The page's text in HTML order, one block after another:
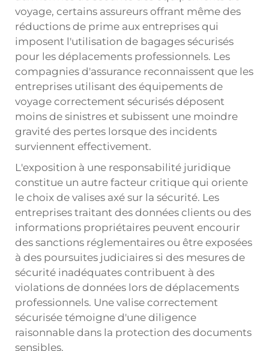
voyage, certains assureurs offrant même des
réductions de prime aux entreprises qui
imposent l'utilisation de bagages sécurisés
pour les déplacements professionnels. Les
compagnies d'assurance reconnaissent que les
entreprises utilisant des équipements de
voyage correctement sécurisés déposent
moins de sinistres et subissent une moindre
gravité des pertes lorsque des incidents
surviennent effectivement.
L'exposition à une responsabilité juridique
constitue un autre facteur critique qui oriente
le choix de valises axé sur la sécurité. Les
entreprises traitant des données clients ou des
informations propriétaires peuvent encourir
des sanctions réglementaires ou être exposées
à des poursuites judiciaires si des mesures de
sécurité inadéquates contribuent à des
violations de données lors de déplacements
professionnels. Une valise correctement
sécurisée témoigne d'une diligence
raisonnable dans la protection des documents
sensibles.